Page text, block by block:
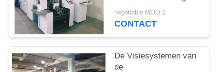
voor Omslag/Klemstijl
Verpakkende Kartons
negotiable MOQ:1
CONTACT
De Visiesystemen van
de